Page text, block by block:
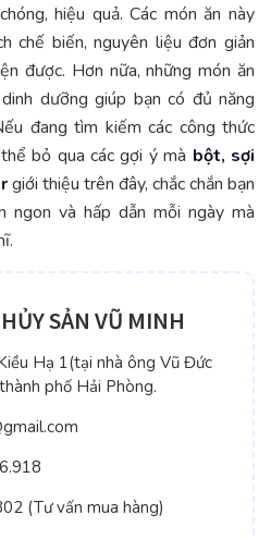
hiệu quả. Các món ăn này
chế biến, nguyên liệu đơn giản
được. Hơn nữa, những món ăn
dưỡng giúp bạn có đủ năng
đang tìm kiếm các công thức
bỏ qua các gợi ý mà bột, sợi
giới thiệu trên đây, chắc chắn bạn
ngon và hấp dẫn mỗi ngày mà
SẢN VŨ MINH
Hạ 1(tại nhà ông Vũ Đức
phố Hải Phòng.
(Tư vấn mua hàng)